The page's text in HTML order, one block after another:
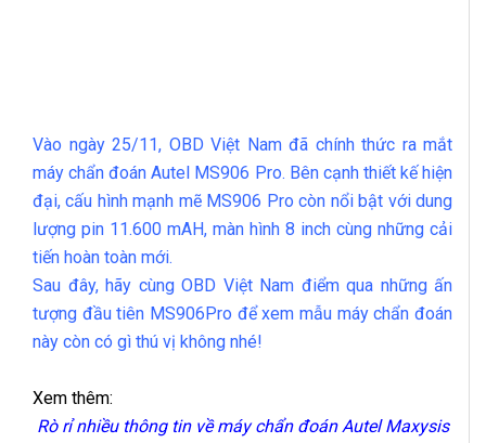
Vào ngày 25/11, OBD Việt Nam đã chính thức ra mắt
máy chẩn đoánAutel MS906 Pro. Bên cạnh thiết kế hiện
đại, cấu hình mạnh mẽ MS906 Pro còn nổi bật với dung
lượng pin 11.600 mAH, màn hình 8 inch cùng những cải
tiến hoàn toàn mới.
Sau đây, hãy cùng OBD Việt Nam điểm qua những ấn
tượng đầu tiên MS906Pro để xem mẫu máy chẩn đoán
này còn có gì thú vị không nhé!
Xem thêm:
Rò rỉ nhiều thông tin về máy chẩn đoán Autel Maxysis